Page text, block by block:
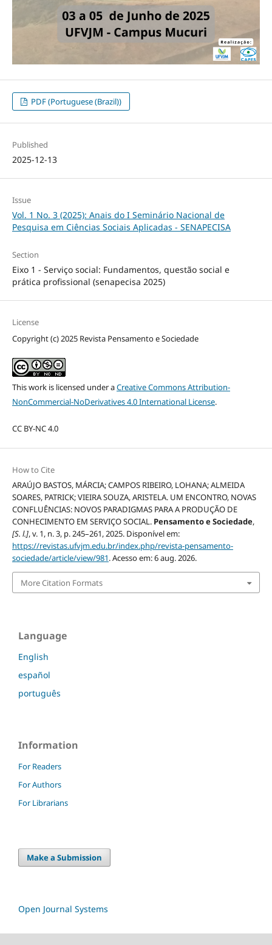
PDF (Portuguese (Brazil))
Published
2025-12-13
Issue
Vol. 1 No. 3 (2025): Anais do I Seminário Nacional de
Pesquisa em Ciências Sociais Aplicadas - SENAPECISA
Section
Eixo 1 - Serviço social: Fundamentos, questão social e
prática profissional (senapecisa 2025)
License
Copyright (c) 2025 Revista Pensamento e Sociedade
This work is licensed under aCreative Commons Attribution-
NonCommercial-NoDerivatives 4.0 International License.
CC BY-NC 4.0
How to Cite
ARAÚJO BASTOS, MÁRCIA; CAMPOS RIBEIRO, LOHANA; ALMEIDA
SOARES, PATRICK; VIEIRA SOUZA, ARISTELA. UM ENCONTRO, NOVAS
CONFLUÊNCIAS: NOVOS PARADIGMAS PARA A PRODUÇÃO DE
CONHECIMENTO EM SERVIÇO SOCIAL. Pensamento e Sociedade,
[S. l.], v. 1, n. 3, p. 245–261, 2025. Disponível em:
https://revistas.ufvjm.edu.br/index.php/revista-pensamento-
sociedade/article/view/981. Acesso em: 6 aug. 2026.
More Citation Formats
Language
English
español
português
Information
For Readers
For Authors
For Librarians
Make a Submission
Open Journal Systems